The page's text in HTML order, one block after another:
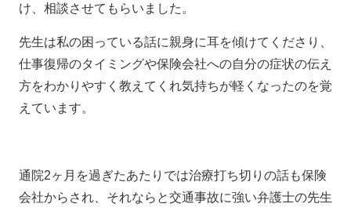
け、相談させてもらいました。
先生は私の困っている話に親身に耳を傾けてくださり、
仕事復帰のタイミングや保険会社への自分の症状の伝え
方をわかりやすく教えてくれ気持ちが軽くなったのを覚
えています。
通院2ヶ月を過ぎたあたりでは治療打ち切りの話も保険
会社からされ、それならと交通事故に強い弁護士の先生